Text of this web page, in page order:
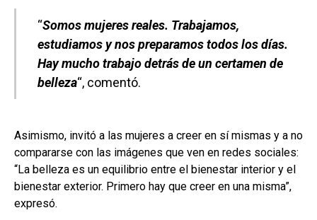
“Somos mujeres reales. Trabajamos,
estudiamos y nos preparamos todos los días.
Hay mucho trabajo detrás de un certamen de
belleza“, comentó.
Asimismo, invitó a las mujeres a creer en sí mismas y a no
compararse con las imágenes que ven en redes sociales:
“La belleza es un equilibrio entre el bienestar interior y el
bienestar exterior. Primero hay que creer en una misma”,
expresó.